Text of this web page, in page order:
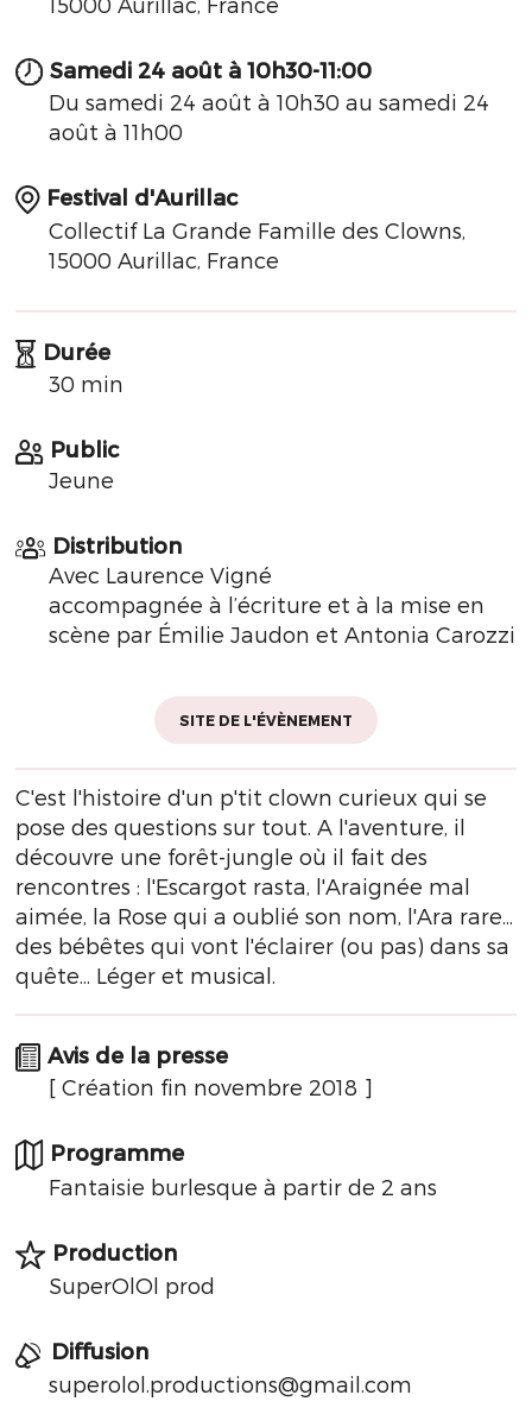
Samedi 24 août à 10h30-11:00
Du samedi 24 août à 10h30 au samedi 24
août à 11h00
Festival d'Aurillac
Collectif La Grande Famille des Clowns,
15000 Aurillac, France
Durée
30 min
Public
Jeune
Distribution
Avec Laurence Vigné
accompagnée à l’écriture et à la mise en
scène par Émilie Jaudon et Antonia Carozzi
SITE DE L'ÉVÈNEMENT
C'est l'histoire d'un p'tit clown curieux qui se
pose des questions sur tout. A l'aventure, il
découvre une forêt-jungle où il fait des
rencontres : l'Escargot rasta, l'Araignée mal
aimée, la Rose qui a oublié son nom, l'Ara rare...
des bébêtes qui vont l'éclairer (ou pas) dans sa
quête... Léger et musical.
Avis de la presse
[ Création fin novembre 2018 ]
Programme
Fantaisie burlesque à partir de 2 ans
Production
SuperOlOl prod
Diffusion
superolol.productions@gmail.com